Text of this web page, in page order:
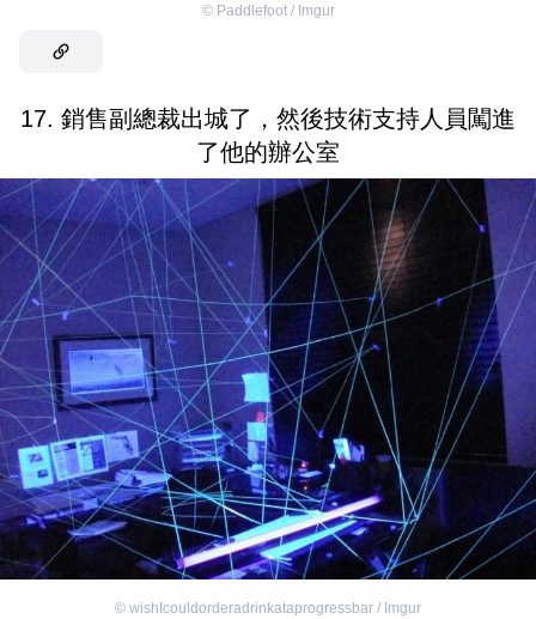
© Paddlefoot / Imgur
17. 銷售副總裁出城了，然後技術支持人員闖進
了他的辦公室
© wishIcouldorderadrinkataprogressbar / Imgur